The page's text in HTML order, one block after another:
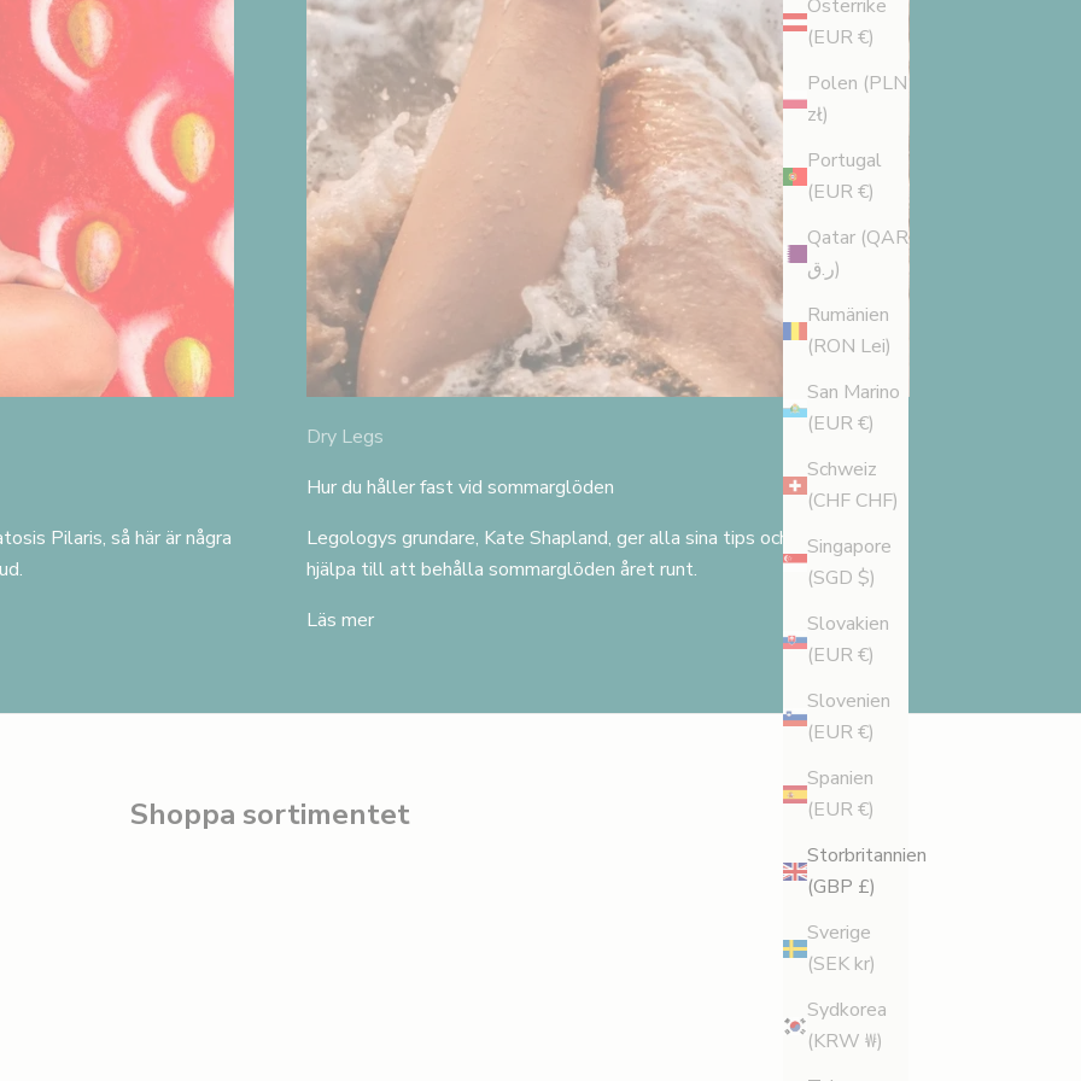
Österrike
(EUR €)
Polen (PLN
zł)
Portugal
(EUR €)
Qatar (QAR
ر.ق)
Rumänien
(RON Lei)
San Marino
(EUR €)
Schweiz
(CHF CHF)
Singapore
(SGD $)
Slovakien
(EUR €)
Slovenien
(EUR €)
Spanien
(EUR €)
Storbritannien
(GBP £)
Sverige
(SEK kr)
Sydkorea
(KRW ₩)
Pilaris, så här är några
Dry Legs
Hur du håller fast vid sommarglöden
Legologys grundare, Kate Shapland, ger alla sina tips och tricks för att
hjälpa till att behålla sommarglöden året runt.
Läs mer
Shoppa sortimentet